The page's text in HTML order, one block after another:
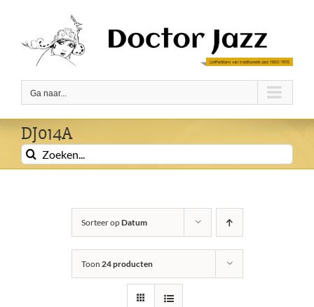
inhoud
Ga naar...
DJ014A
Zoeken
naar:
Sorteer opDatum
Toon 24 producten